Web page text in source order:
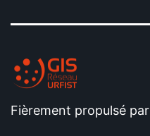
Fièrement propulsé par